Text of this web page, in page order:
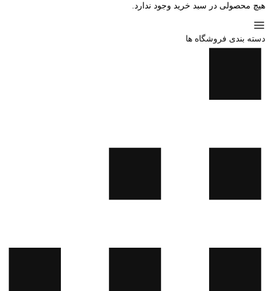
هیچ محصولی در سبد خرید وجود ندارد.
دسته بندی فروشگاه ها